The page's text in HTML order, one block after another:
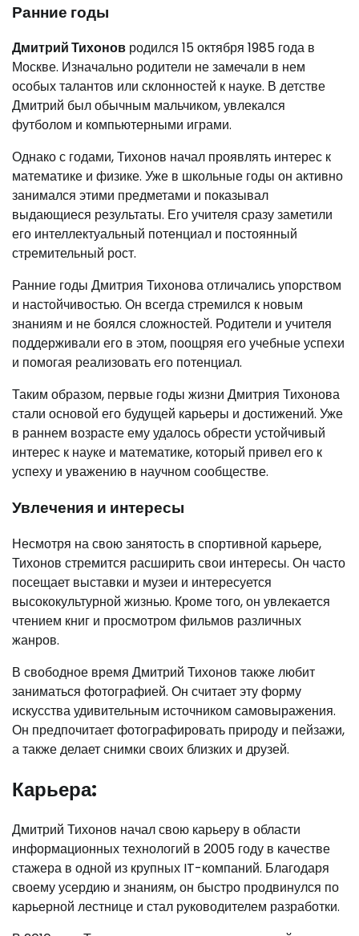
Ранние годы
Дмитрий Тихонов родился 15 октября 1985 года в
Москве. Изначально родители не замечали в нем
особых талантов или склонностей к науке. В детстве
Дмитрий был обычным мальчиком, увлекался
футболом и компьютерными играми.
Однако с годами, Тихонов начал проявлять интерес к
математике и физике. Уже в школьные годы он активно
занимался этими предметами и показывал
выдающиеся результаты. Его учителя сразу заметили
его интеллектуальный потенциал и постоянный
стремительный рост.
Ранние годы Дмитрия Тихонова отличались упорством
и настойчивостью. Он всегда стремился к новым
знаниям и не боялся сложностей. Родители и учителя
поддерживали его в этом, поощряя его учебные успехи
и помогая реализовать его потенциал.
Таким образом, первые годы жизни Дмитрия Тихонова
стали основой его будущей карьеры и достижений. Уже
в раннем возрасте ему удалось обрести устойчивый
интерес к науке и математике, который привел его к
успеху и уважению в научном сообществе.
Увлечения и интересы
Несмотря на свою занятость в спортивной карьере,
Тихонов стремится расширить свои интересы. Он часто
посещает выставки и музеи и интересуется
высококультурной жизнью. Кроме того, он увлекается
чтением книг и просмотром фильмов различных
жанров.
В свободное время Дмитрий Тихонов также любит
заниматься фотографией. Он считает эту форму
искусства удивительным источником самовыражения.
Он предпочитает фотографировать природу и пейзажи,
а также делает снимки своих близких и друзей.
Карьера:
Дмитрий Тихонов начал свою карьеру в области
информационных технологий в 2005 году в качестве
стажера в одной из крупных IT-компаний. Благодаря
своему усердию и знаниям, он быстро продвинулся по
карьерной лестнице и стал руководителем разработки.